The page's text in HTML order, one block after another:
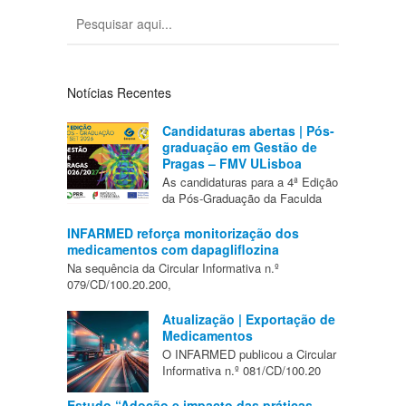
Notícias Recentes
Candidaturas abertas | Pós-
graduação em Gestão de
Pragas – FMV ULisboa
As candidaturas para a 4ª Edição
da Pós-Graduação da Faculda
INFARMED reforça monitorização dos
medicamentos com dapagliflozina
Na sequência da Circular Informativa n.º
079/CD/100.20.200,
Atualização | Exportação de
Medicamentos
O INFARMED publicou a Circular
Informativa n.º 081/CD/100.20